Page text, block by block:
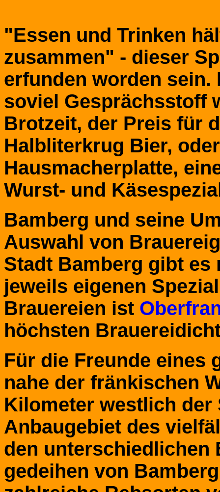
"Essen und Trinken
zusammen" - dieser
erfunden worden sein.
soviel Gesprächsstoff
Brotzeit, der Preis für
Halbliterkrug Bier,
Hausmacherplatte,
Wurst- und
Bamberg und seine
Auswahl von
Stadt Bamberg gibt
jeweils eigenen
Brauereien ist
höchsten
Für die Freunde eines
nahe der fränkischen
Kilometer westlich der
Anbaugebiet des
den unterschiedlichen
gedeihen von